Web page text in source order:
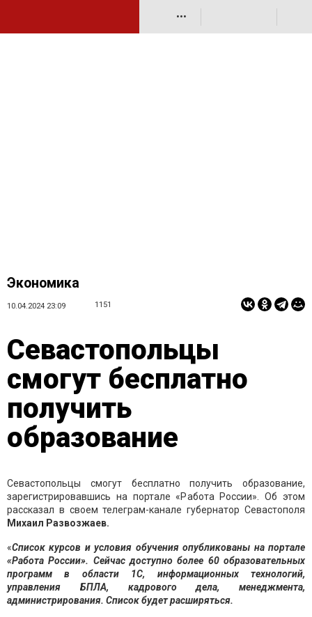
•••
Экономика
10.04.2024 23:09 1151
Севастопольцы
смогут бесплатно
получить
образование
Севастопольцы смогут бесплатно получить образование,
зарегистрировавшись на портале «Работа России». Об этом
рассказал в своем телеграм-канале губернатор Севастополя
Михаил Развозжаев.
«Список курсов и условия обучения опубликованы на портале
«Работа России». Сейчас доступно более 60 образовательных
программ в области 1С, информационных технологий,
управления БПЛА, кадрового дела, менеджмента,
администрирования. Список будет расширяться.